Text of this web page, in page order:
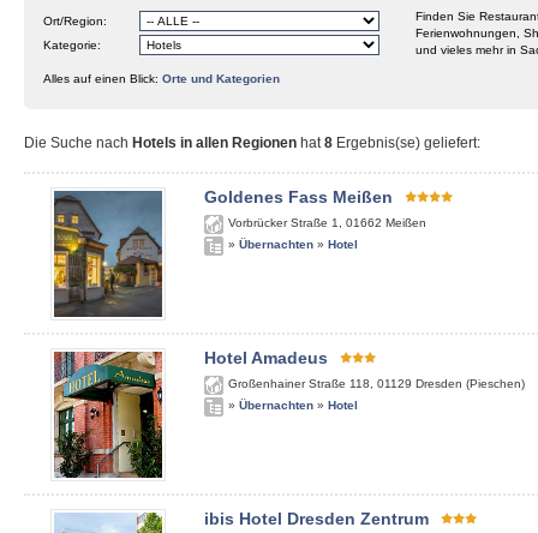
Ort/Region:
Kategorie:
Finden Sie
Ferienwohnungen,
und vieles mehr in
Alles auf einen Blick: Orte und Kategorien
Die Suche nach Hotels in allen Regionen hat8 Ergebnis(se) geliefert:
Goldenes Fass Meißen
Vorbrücker Straße 1 01662 Meißen
» Übernachten » Hotel
Hotel Amadeus
Großenhainer Straße 118 01129 Dresden (Pieschen)
» Übernachten » Hotel
ibis Hotel Dresden Zentrum